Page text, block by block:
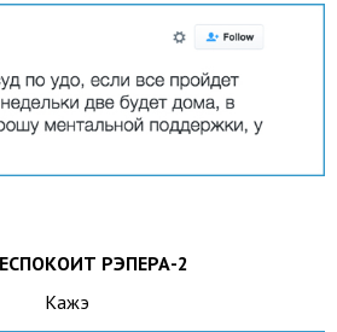
РЭПЕРА-2
Кажэ